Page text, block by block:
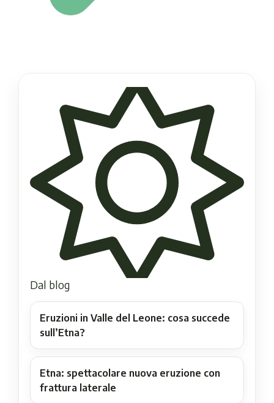
Dal blog
Eruzioni in Valle del Leone: cosa succede
sull’Etna?
Etna: spettacolare nuova eruzione con
frattura laterale